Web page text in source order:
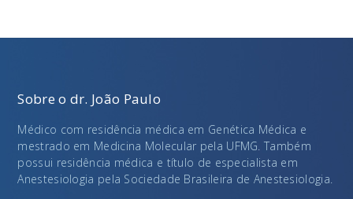
Sobre o dr. João Paulo
Médico com residência médica em Genética Médica e
mestrado em Medicina Molecular pela UFMG. Também
possui residência médica e título de especialista em
Anestesiologia pela Sociedade Brasileira de Anestesiologia.